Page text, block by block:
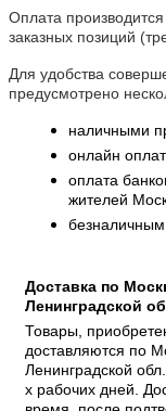
Оплата
заказных позиций
Для удобства
предусмотрено
наличными
онлайн
оплата
жителей
Доставка по
Ленинградской
Товары,
доставляются по
Ленинградской
х рабочих дней.